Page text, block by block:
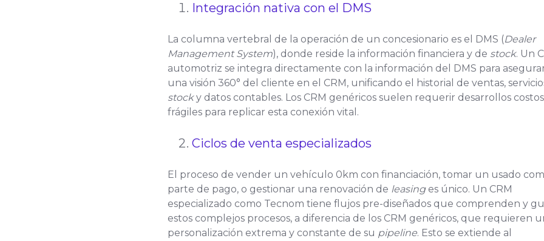
Integración nativa con el DMS
La columna vertebral de la operación de un concesionario es el DMS (Dealer
Management System), donde reside la información financiera y de stock. Un
automotriz se integra directamente con la información del DMS para
una visión 360° del cliente en el CRM, unificando el historial de ventas,
stocky datos contables. Los CRM genéricos suelen requerir desarrollos
frágiles para replicar esta conexión vital.
Ciclos de venta especializados
El proceso de vender un vehículo 0km con financiación, tomar un usado
parte de pago, o gestionar una renovación de leasinges único. Un CRM
especializado como Tecnom tiene flujos pre-diseñados que comprenden y
estos complejos procesos, a diferencia de los CRM genéricos, que requieren
personalización extrema y constante de su pipeline. Esto se extiende al